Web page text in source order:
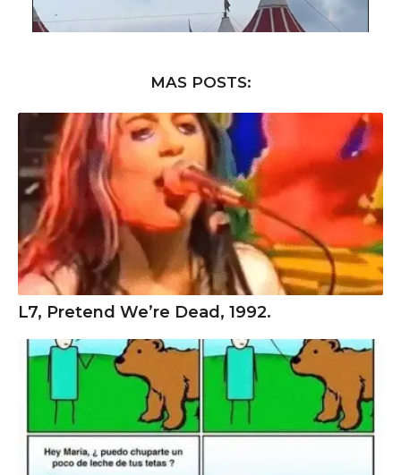
MAS POSTS:
L7, Pretend We’re Dead, 1992.